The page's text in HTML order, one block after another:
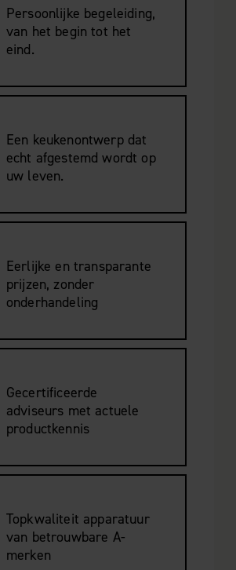
Persoonlijke begeleiding,
van het begin tot het
eind.
Een keukenontwerp dat
echt afgestemd wordt op
uw leven.
Eerlijke en transparante
prijzen, zonder
onderhandeling
Gecertificeerde
adviseurs met actuele
productkennis
Topkwaliteit apparatuur
van betrouwbare A-
merken